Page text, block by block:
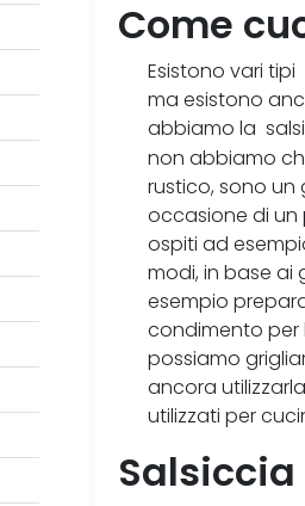
Come
Esistono vari
ma esistono
abbiamo la
non abbiamo
rustico, sono un
occasione di un
ospiti ad
modi, in base ai
esempio
condimento per
possiamo
ancora
utilizzati per